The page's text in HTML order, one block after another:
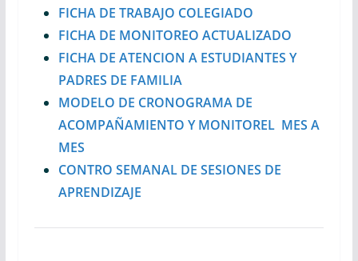
FICHA DE TRABAJO COLEGIADO
FICHA DE MONITOREO ACTUALIZADO
FICHA DE ATENCION A ESTUDIANTES Y
PADRES DE FAMILIA
MODELO DE CRONOGRAMA DE
ACOMPAÑAMIENTO Y MONITOREL MES A
MES
CONTRO SEMANAL DE SESIONES DE
APRENDIZAJE